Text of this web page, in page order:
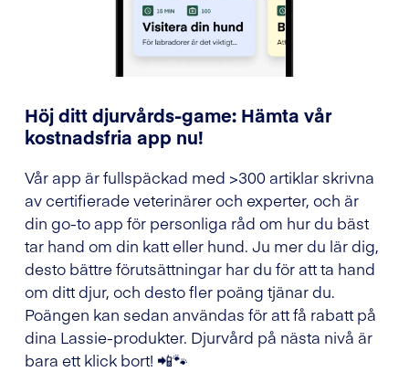
Höj ditt djurvårds-game: Hämta vår
kostnadsfria app nu!
Vår app är fullspäckad med >300 artiklar skrivna
av certifierade veterinärer och experter, och är
din go-to app för personliga råd om hur du bäst
tar hand om din katt eller hund. Ju mer du lär dig,
desto bättre förutsättningar har du för att ta hand
om ditt djur, och desto fler poäng tjänar du.
Poängen kan sedan användas för att få rabatt på
dina Lassie-produkter. Djurvård på nästa nivå är
bara ett klick bort! 📲🐾